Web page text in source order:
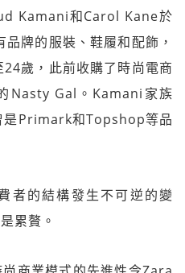
Kamani和Carol Kane於
牌的服裝、鞋履和配飾，
歲，此前收購了時尚電商
Nasty Gal。Kamani家族
是Primark和Topshop等品
者的結構發生不可逆的變
累贅。